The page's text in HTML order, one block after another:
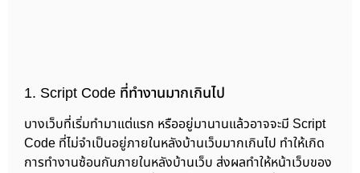
1. Script Code ที่ทำงานมากเกินไป
บางเว็บที่เริ่มทำมาแต่แรก หรืออยู่มานานแล้วอาจจะมี Script
Code ที่ไม่จำเป็นอยู่ภายในหลังบ้านเว็บมากเกินไป ทำให้เกิด
การทำงานซ้อนกันภายในหลังบ้านเว็บ ส่งผลทำให้หน้าเว็บของ